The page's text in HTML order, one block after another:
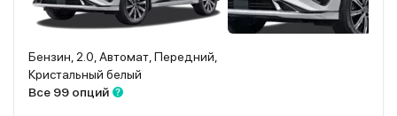
Бензин, 2.0, Автомат, Передний,
Кристальный белый
Все 99 опций